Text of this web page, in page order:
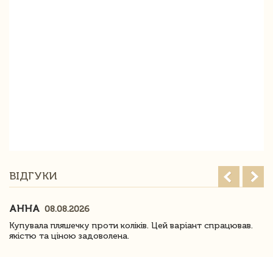
ВІДГУКИ
АННА 08.08.2026
Купувала пляшечку проти коліків. Цей варіант спрацював.
якістю та ціною задоволена.